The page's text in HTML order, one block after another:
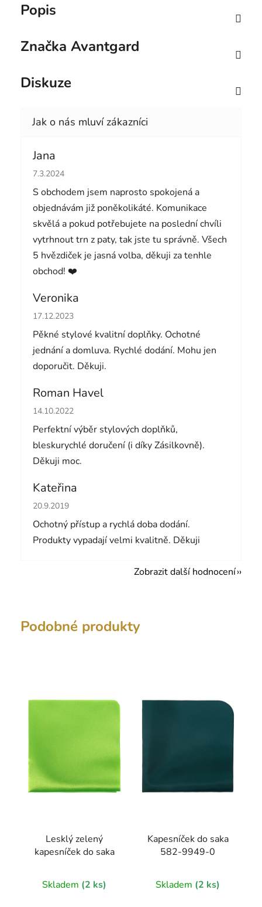
Popis
Značka Avantgard
Diskuze
Jana
Hodnocení obchodu je 5 z 5 hvězdiček.
7.3.2024
S obchodem jsem naprosto spokojená a
objednávám již poněkolikáté. Komunikace
skvělá a pokud potřebujete na poslední chvíli
vytrhnout trn z paty, tak jste tu správně. Všech
5 hvězdiček je jasná volba, děkuji za tenhle
obchod! ❤️
Veronika
Hodnocení obchodu je 5 z 5 hvězdiček.
17.12.2023
Pěkné stylové kvalitní doplňky. Ochotné
jednání a domluva. Rychlé dodání. Mohu jen
doporučit. Děkuji.
Roman Havel
Hodnocení obchodu je 5 z 5 hvězdiček.
14.10.2022
Perfektní výběr stylových doplňků,
bleskurychlé doručení (i díky Zásilkovně).
Děkuji moc.
Kateřina
Hodnocení obchodu je 5 z 5 hvězdiček.
20.9.2019
Ochotný přístup a rychlá doba dodání.
Produkty vypadají velmi kvalitně. Děkuji
Zobrazit další hodnocení
Podobné produkty
Lesklý zelený
kapesníček do saka
Skladem (2 ks)
Kapesníček do saka
582-9949-0
Skladem (2 ks)